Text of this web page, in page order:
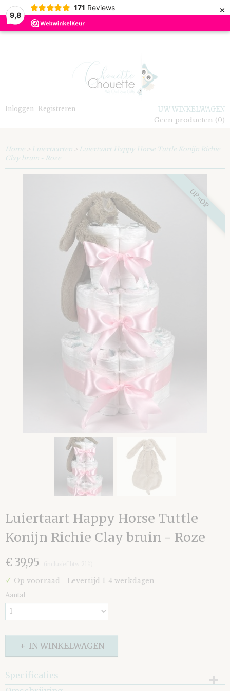
9,8
171 Reviews ×
Inloggen Registreren
UW WINKELWAGEN
Geen producten (0)
Home > Luiertaarten > Luiertaart Happy Horse Tuttle Konijn Richie
Clay bruin - Roze
OP=OP
Luiertaart Happy Horse Tuttle
Konijn Richie Clay bruin - Roze
€ 39,95
✓ Op voorraad - Levertijd 1-4 werkdagen
Aantal
IN WINKELWAGEN
Specificaties